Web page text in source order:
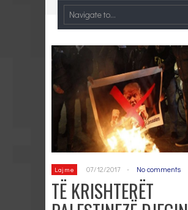
Lajme 07/12/2017 - No comments
TË KRISHTERËT